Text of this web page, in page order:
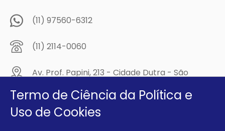
(11) 97560-6312
(11) 2114-0060
Av. Prof. Papini, 213 - Cidade Dutra - São
Compre na
MCA Virtual!
Termo de Ciência da Política e
Uso de Cookies